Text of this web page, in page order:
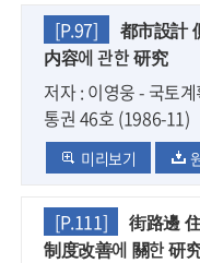
[P.97]
都市設計
内容에 관한 研究
저자 : 이영웅 - 국토
통권 46호 (1986-11)
미리보기
[P.111]
街路邊
制度改善에 關한 研